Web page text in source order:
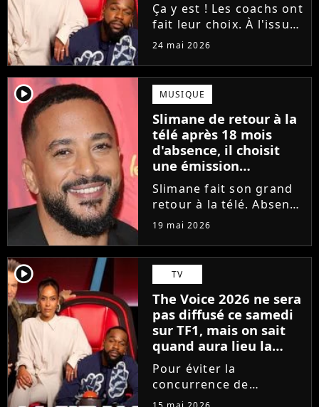
Ça y est ! Les coachs ont
fait leur choix. À l'issue
d'une demi-finale
exceptionnels et des
moments forts, Amel
Bent, Tayc, Lara Fabian
et Florent Pagny ont
désigné...
24 mai 2026
player2 MUSIQUE
Slimane de retour à la
télé après 18 mois
d'absence, il choisit
une émission
symbolique
Slimane fait son grand
retour à la télé. Absent
des écrans et des ondes
raison des accusations
portées contre lui, le
chanteur a choisi une
émission hautement
symbolique...
19 mai 2026
player2 TV
The Voice 2026 ne sera
pas diffusé ce samedi
sur TF1, mais on sait
quand aura lieu la
grande finale
Pour éviter la
concurrence de
l'Eurovision sur France